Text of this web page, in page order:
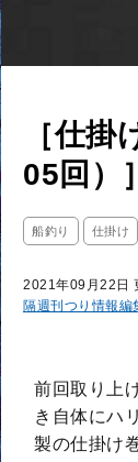
［仕
05回）
船釣り 仕掛け
2021年09月22日
隔週刊つり情報編
前回取り上
き自体にハ
製の仕掛け